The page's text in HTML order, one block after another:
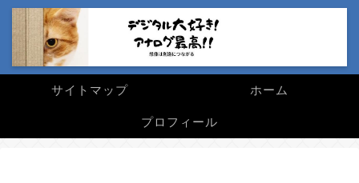
サイトマップ ホーム
プロフィール